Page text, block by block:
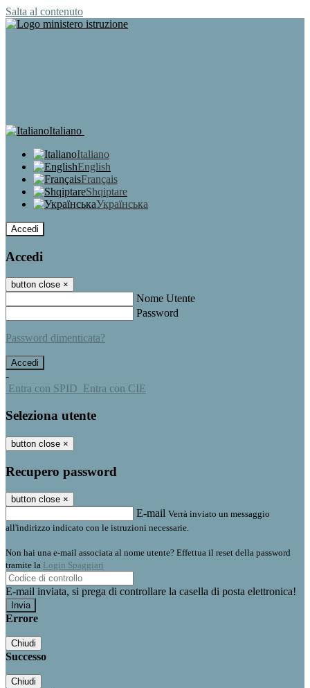
Salta al contenuto
Italiano
Italiano
English
Français
Shqiptare
Українська
Accedi
Accedi
button close ×
Nome Utente
Password
Password dimenticata?
-
Entra con SPID Entra con CIE
Seleziona utente
button close ×
Recupero password
button close ×
E-mail Verrà inviato un messaggio
all'indirizzo indicato con le istruzioni necessarie.
Non hai una e-mail associata al nome utente? Effettua il reset della password
tramite la Login Spaggiari
E-mail inviata, si prega di controllare la casella di posta elettronica!
Errore
Chiudi
Successo
Chiudi